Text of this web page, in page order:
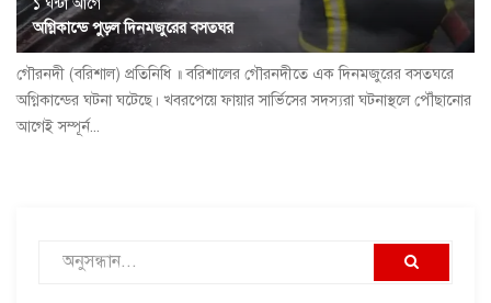
অগ্নিকান্ডে পুড়ল দিনমজুরের বসতঘর
গৌরনদী (বরিশাল) প্রতিনিধি ॥ বরিশালের গৌরনদীতে এক দিনমজুরের বসতঘরে
অগ্নিকান্ডের ঘটনা ঘটেছে। খবরপেয়ে ফায়ার সার্ভিসের সদস্যরা ঘটনাস্থলে পৌঁছানোর
আগেই সম্পূর্ন...